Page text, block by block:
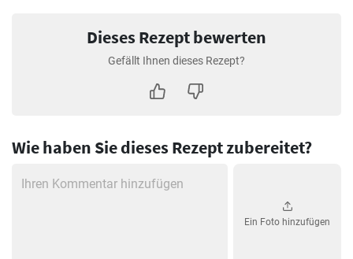
Dieses Rezept bewerten
Gefällt Ihnen dieses Rezept?
Wie haben Sie dieses Rezept zubereitet?
Ein Foto hinzufügen